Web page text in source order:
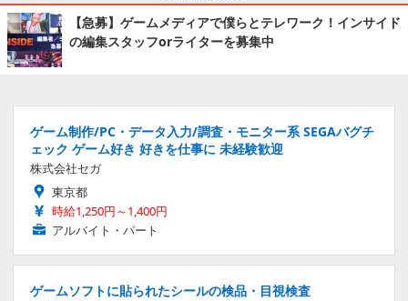
【急募】ゲームメディアで僕らとテレワーク！インサイド
の編集スタッフorライターを募集中
ゲーム制作/PC・データ入力/調査・モニター系 SEGAバグチ
ェック ゲーム好き 好きを仕事に 未経験歓迎
株式会社セガ
東京都
時給1,250円～1,400円
アルバイト・パート
ゲームソフトに貼られたシールの検品・目視検査